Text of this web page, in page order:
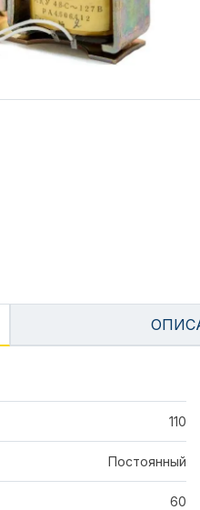
110
Постоянный
60